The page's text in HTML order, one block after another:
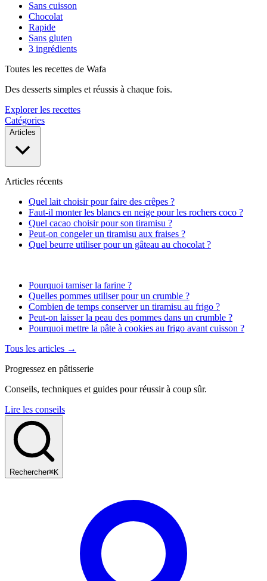
Sans cuisson
Chocolat
Rapide
Sans gluten
3 ingrédients
Toutes les recettes de Wafa
Des desserts simples et réussis à chaque fois.
Explorer les recettes
Catégories
Articles
Articles récents
Quel lait choisir pour faire des crêpes ?
Faut-il monter les blancs en neige pour les rochers coco ?
Quel cacao choisir pour son tiramisu ?
Peut-on congeler un tiramisu aux fraises ?
Quel beurre utiliser pour un gâteau au chocolat ?
Pourquoi tamiser la farine ?
Quelles pommes utiliser pour un crumble ?
Combien de temps conserver un tiramisu au frigo ?
Peut-on laisser la peau des pommes dans un crumble ?
Pourquoi mettre la pâte à cookies au frigo avant cuisson ?
Tous les articles →
Progressez en pâtisserie
Conseils, techniques et guides pour réussir à coup sûr.
Lire les conseils
Rechercher⌘K